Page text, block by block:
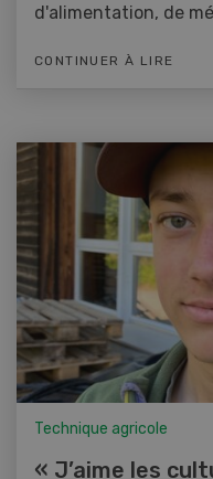
d'alimentation, de
CONTINUER À LIRE
Technique agricole
« J’aime les